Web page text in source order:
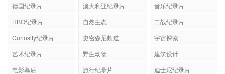
德国纪录片
澳大利亚纪录片
音乐纪录片
HBO纪录片
自然生态
二战纪录片
Curiosity纪录片
史密森尼频道
宇宙探索
艺术纪录片
野生动物
建筑设计
电影幕后
旅行纪录片
迪士尼纪录片